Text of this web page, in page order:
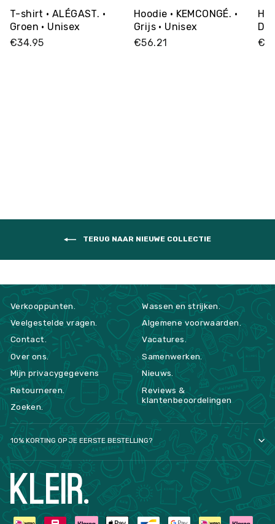
T-shirt • ALÉGAST. •
Groen • Unisex
€34.95
Hoodie • KEMCONGÉ. •
Grijs • Unisex
€56.21
TERUG NAAR NIEUWE COLLECTIE
Verkooppunten.
Veelgestelde vragen.
Contact.
Over ons.
Mijn privacygegevens
Retourneren.
Zoeken.
Wassen en strijken.
Algemene voorwaarden.
Vacatures.
Samenwerken.
Nieuws.
Reviews &
klantenbeoordelingen
10% KORTING OP JE EERSTE BESTELLING?